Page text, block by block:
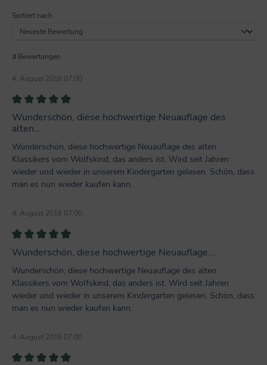
Sortiert nach
3 Bewertungen
4. August 2016 07:00
Bewertung mit 5 von 5 Sternen
Wunderschön, diese hochwertige Neuauflage des
alten...
Wunderschön, diese hochwertige Neuauflage des alten
Klassikers vom Wolfskind, das anders ist. Wird seit Jahren
wieder und wieder in unserem Kindergarten gelesen. Schön, dass
man es nun wieder kaufen kann.
4. August 2016 07:00
Bewertung mit 5 von 5 Sternen
Wunderschön, diese hochwertige Neuauflage...
Wunderschön, diese hochwertige Neuauflage des alten
Klassikers vom Wolfskind, das anders ist. Wird seit Jahren
wieder und wieder in unserem Kindergarten gelesen. Schön, dass
man es nun wieder kaufen kann.
4. August 2016 07:00